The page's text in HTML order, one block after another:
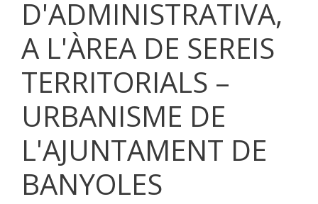
D'ADMINISTRATIVA,
A L'ÀREA DE SEREIS
TERRITORIALS –
URBANISME DE
L'AJUNTAMENT DE
BANYOLES